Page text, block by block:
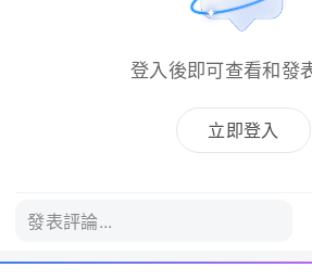
登入後即可查看和發
立即登入
發表評論...